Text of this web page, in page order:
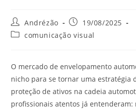
Andrézão
19/08/2025
comunicação visual
O mercado de envelopamento
nicho para se tornar uma estratégia
proteção de ativos na cadeia
profissionais atentos já entenderam: